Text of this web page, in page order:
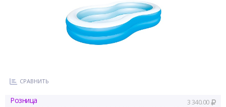
СРАВНИТЬ
Розница 3 340.00